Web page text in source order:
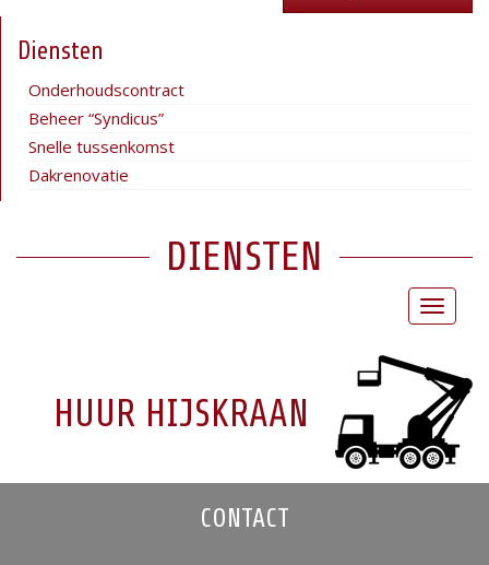
Diensten
Onderhoudscontract
Beheer “Syndicus”
Snelle tussenkomst
Dakrenovatie
DIENSTEN
Toggle
HUUR HIJSKRAAN
CONTACT